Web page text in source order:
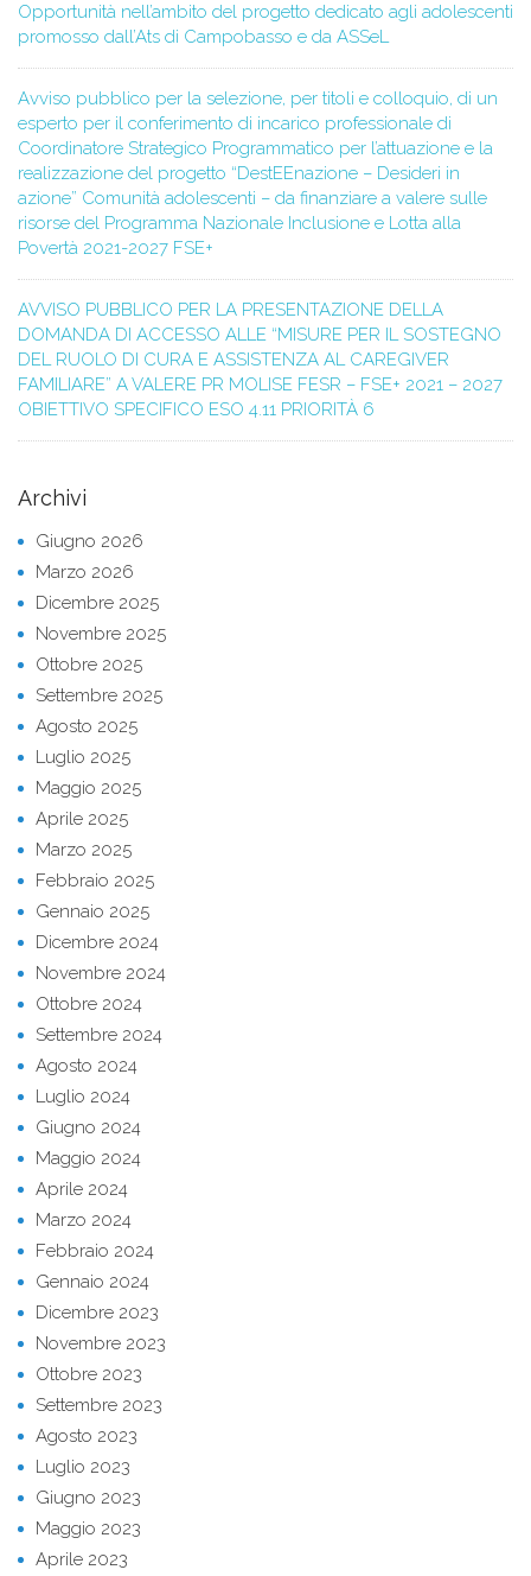
Opportunità nell’ambito del progetto dedicato agli adolescenti
promosso dall’Ats di Campobasso e da ASSeL
Avviso pubblico per la selezione, per titoli e colloquio, di un
esperto per il conferimento di incarico professionale di
Coordinatore Strategico Programmatico per l’attuazione e la
realizzazione del progetto “DestEEnazione – Desideri in
azione” Comunità adolescenti – da finanziare a valere sulle
risorse del Programma Nazionale Inclusione e Lotta alla
Povertà 2021-2027 FSE+
AVVISO PUBBLICO PER LA PRESENTAZIONE DELLA
DOMANDA DI ACCESSO ALLE “MISURE PER IL SOSTEGNO
DEL RUOLO DI CURA E ASSISTENZA AL CAREGIVER
FAMILIARE” A VALERE PR MOLISE FESR – FSE+ 2021 – 2027
OBIETTIVO SPECIFICO ESO 4.11 PRIORITÀ 6
Archivi
Giugno 2026
Marzo 2026
Dicembre 2025
Novembre 2025
Ottobre 2025
Settembre 2025
Agosto 2025
Luglio 2025
Maggio 2025
Aprile 2025
Marzo 2025
Febbraio 2025
Gennaio 2025
Dicembre 2024
Novembre 2024
Ottobre 2024
Settembre 2024
Agosto 2024
Luglio 2024
Giugno 2024
Maggio 2024
Aprile 2024
Marzo 2024
Febbraio 2024
Gennaio 2024
Dicembre 2023
Novembre 2023
Ottobre 2023
Settembre 2023
Agosto 2023
Luglio 2023
Giugno 2023
Maggio 2023
Aprile 2023